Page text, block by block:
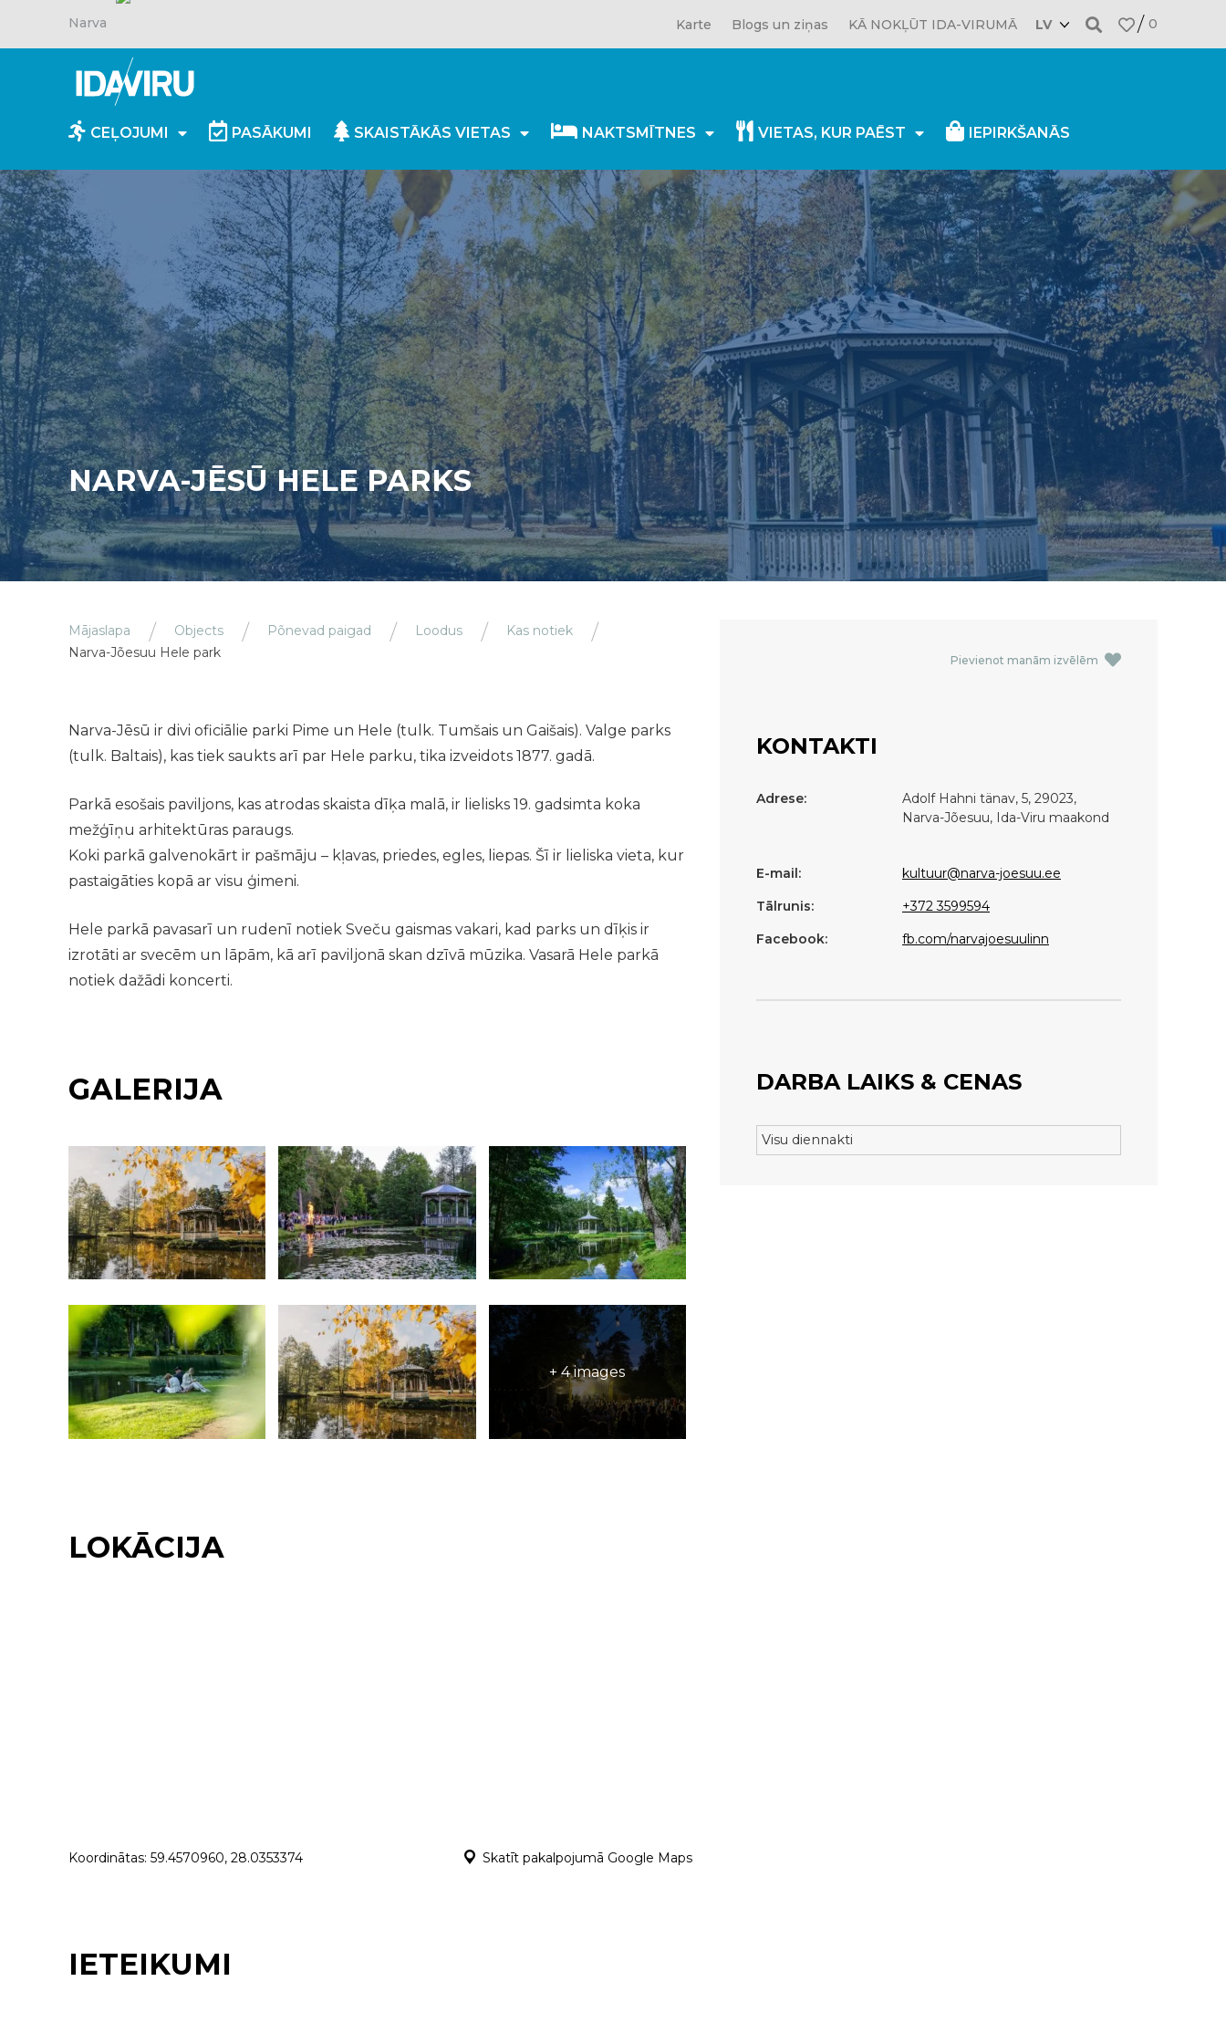
Narva Karte Blogs un ziņas KĀ NOKĻŪT IDA-VIRUMĀ LV 0
CEĻOJUMI PASĀKUMI SKAISTĀKĀS VIETAS NAKTSMĪTNES VIETAS, KUR PAĒST IEPIRKŠANĀS
NARVA-JĒSŪ HELE PARKS
Mājaslapa Objects Põnevad paigad Loodus
Kas notiek
Narva-Jõesuu Hele park
Narva-Jēsū ir divi oficiālie parki Pime un Hele (tulk. Tumšais un Gaišais). Valge parks
(tulk. Baltais), kas tiek saukts arī par Hele parku, tika izveidots 1877. gadā.
Parkā esošais paviljons, kas atrodas skaista dīķa malā, ir lielisks 19. gadsimta koka
mežģīņu arhitektūras paraugs.
Koki parkā galvenokārt ir pašmāju – kļavas, priedes, egles, liepas. Šī ir lieliska vieta, kur
pastaigāties kopā ar visu ģimeni.
Hele parkā pavasarī un rudenī notiek Sveču gaismas vakari, kad parks un dīķis ir
izrotāti ar svecēm un lāpām, kā arī paviljonā skan dzīvā mūzika. Vasarā Hele parkā
notiek dažādi koncerti.
GALERIJA
+ 4 images
LOKĀCIJA
Koordinātas: 59.4570960, 28.0353374 Skatīt pakalpojumā Google Maps
IETEIKUMI
Pievienot manām izvēlēm
KONTAKTI
Adrese:
Adolf Hahni tänav, 5, 29023,
Narva-Jõesuu, Ida-Viru maakond
E-mail:
kultuur@narva-joesuu.ee
Tālrunis:
+372 3599594
Facebook:
fb.com/narvajoesuulinn
DARBA LAIKS & CENAS
Visu diennakti